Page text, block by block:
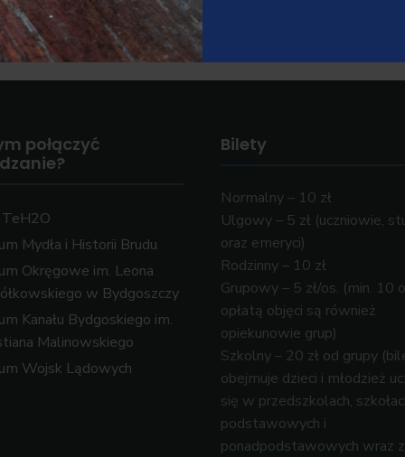
połączyć
Mydła i Historii Brudu
Okręgowe im. Leona
w Bydgoszczy
Kanału Bydgoskiego im.
Malinowskiego
Wojsk Lądowych
Bilety
Normalny – 10 zł
Ulgowy – 5 zł (uczniowie,
oraz emeryci)
Rodzinny – 10 zł
Grupowy – 5 zł/os. (min. 10
opłatą objęci są również
opiekunowie grup)
Szkolny – 20 zł od grupy
obejmuje dzieci i młodzież
się w przedszkolach,
podstawowych i
ponadpodstawowych wraz z